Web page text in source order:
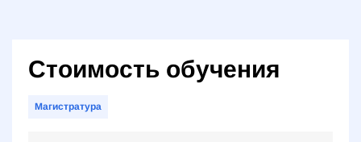
Стоимость обучения
Магистратура